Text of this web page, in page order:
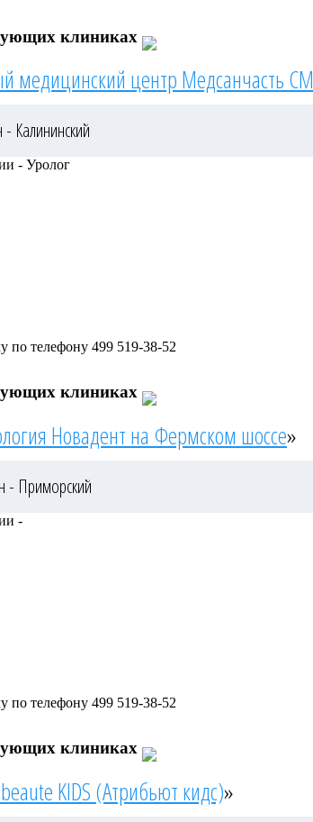
клиниках
медицинский центр Медсанчасть СМ
- Калининский
- Уролог
по телефону 499 519-38-52
клиниках
Новадент на Фермском шоссе»
- Приморский
-
по телефону 499 519-38-52
клиниках
KIDS (Атрибьют кидс)»